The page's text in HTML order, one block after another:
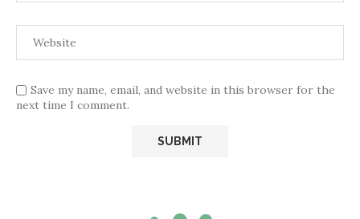
Save my name, email, and website in this browser for the
next time I comment.